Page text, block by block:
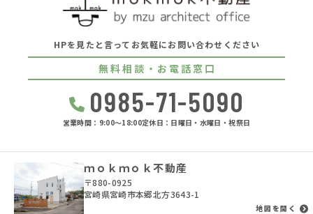
HPを見たと言ってお気軽にお問い合わせください
無料相談・お電話窓口
0985-71-5090
営業時間：9:00〜18:00定休日：日曜日・水曜日・祝祭日
ｍｏｋｍｏｋ不動産
〒880-0925
宮崎県宮崎市本郷北方3643-1
地図を開く